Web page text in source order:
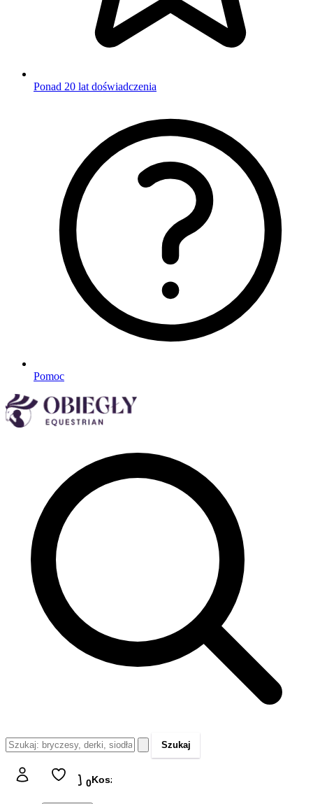
Ponad 20 lat doświadczenia
Pomoc
Szukaj
Koszyk 0Koszyk